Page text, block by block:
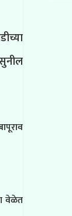
वेळेत